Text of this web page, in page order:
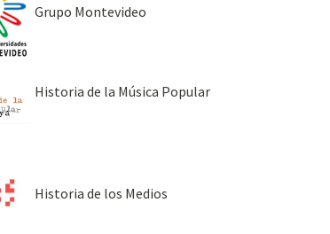
Grupo Montevideo
Historia de la Música Popular
Historia de los Medios